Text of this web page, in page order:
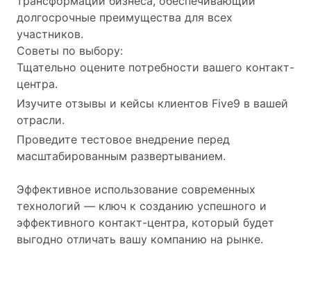
долгосрочные преимущества для всех
участников.
Советы по выбору:
Тщательно оцените потребности вашего контакт-
центра.
Изучите отзывы и кейсы клиентов Five9 в вашей
отрасли.
Проведите тестовое внедрение перед
масштабированным развертыванием.
Эффективное использование современных
технологий — ключ к созданию успешного и
эффективного контакт-центра, который будет
выгодно отличать вашу компанию на рынке.